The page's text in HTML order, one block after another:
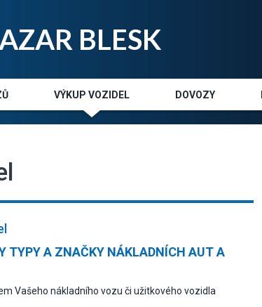
BLESK
VÝKUP VOZIDEL DOVOZY
TYPY A ZNAČKY NÁKLADNÍCH AUT A
Vašeho nákladního vozu či užitkového vozidla